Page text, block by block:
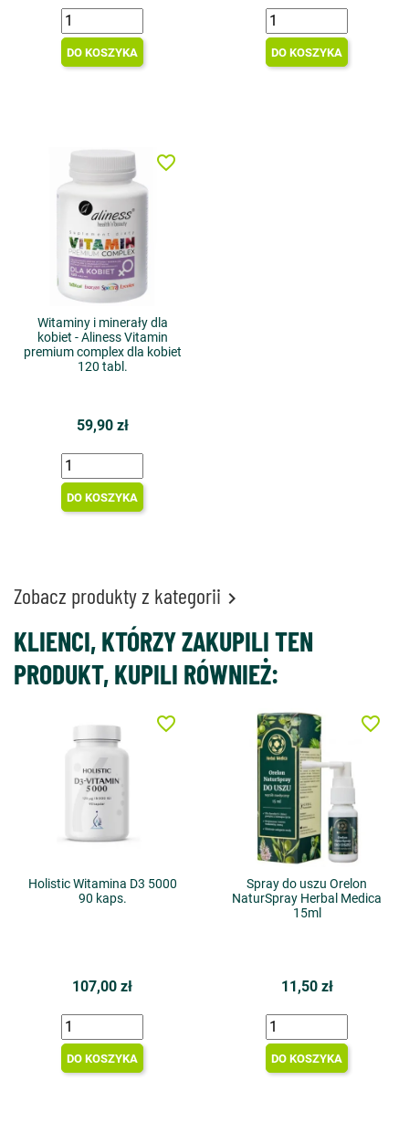
DO KOSZYKA DO KOSZYKA
Witaminy i minerały dla
kobiet - Aliness Vitamin
premium complex dla kobiet
120 tabl.
59,90 zł
DO KOSZYKA
favorite_border
Zobacz produkty z kategorii 
KLIENCI, KTÓRZY ZAKUPILI TEN
PRODUKT, KUPILI RÓWNIEŻ:
Holistic Witamina D3 5000
90 kaps.
107,00 zł
DO KOSZYKA
favorite_border
Spray do uszu Orelon
NaturSpray Herbal Medica
15ml
11,50 zł
DO KOSZYKA
favorite_border